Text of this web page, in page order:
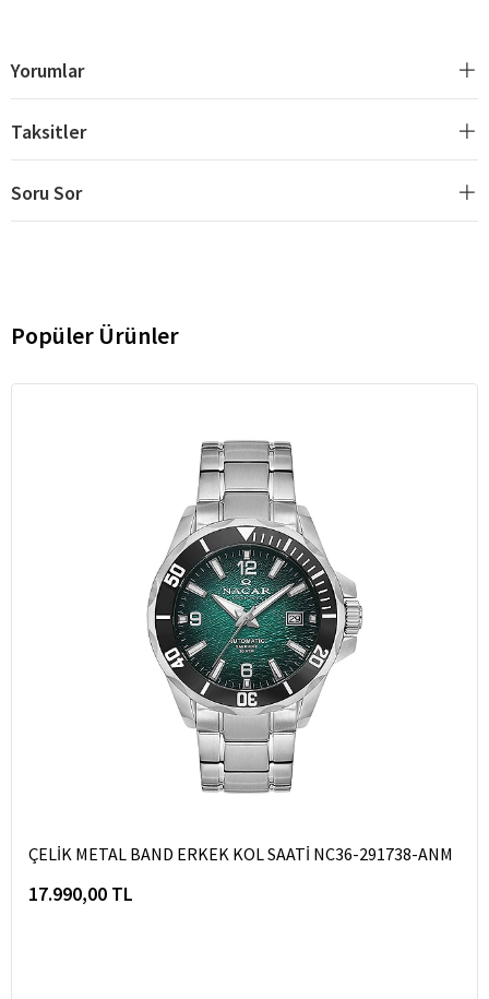
Yorumlar
Taksitler
Soru Sor
Popüler Ürünler
ÇELİK METAL BAND ERKEK KOL SAATİ NC36-291738-ANM
17.990,00 TL